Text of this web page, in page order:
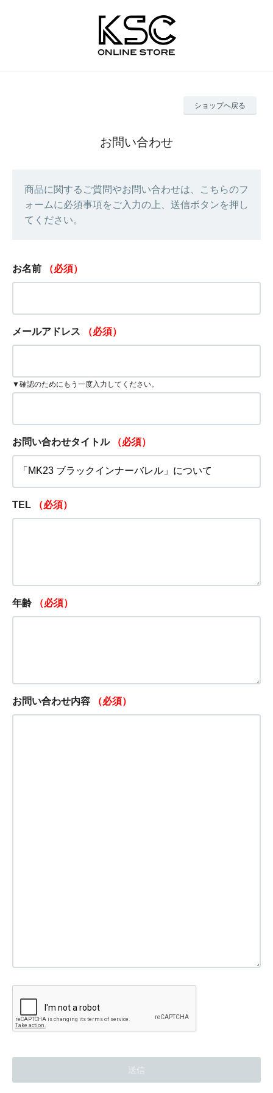
ショップへ戻る
お問い合わせ
商品に関するご質問やお問い合わせは、こちらのフ
ォームに必須事項をご入力の上、送信ボタンを押し
てください。
お名前 （必須）
メールアドレス （必須）
▼確認のためにもう一度入力してください。
お問い合わせタイトル （必須）
TEL （必須）
年齢 （必須）
お問い合わせ内容 （必須）